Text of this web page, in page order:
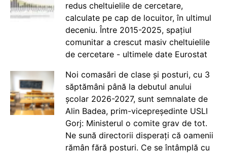
redus cheltuielile de cercetare,
calculate pe cap de locuitor, în ultimul
deceniu. Între 2015-2025, spațiul
comunitar a crescut masiv cheltuielile
de cercetare - ultimele date Eurostat
Noi comasări de clase și posturi, cu 3
săptămâni până la debutul anului
școlar 2026-2027, sunt semnalate de
Alin Badea, prim-vicepreședinte USLI
Gorj: Ministerul o comite grav de tot.
Ne sună directorii disperați că oamenii
rămân fără posturi. Ce se întâmplă cu